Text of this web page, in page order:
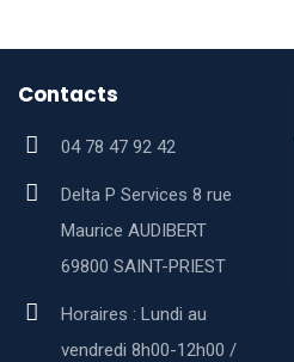
Contacts
04 78 47 92 42
Delta P Services 8 rue
Maurice AUDIBERT
69800 SAINT-PRIEST
Horaires : Lundi au
vendredi 8h00-12h00 /